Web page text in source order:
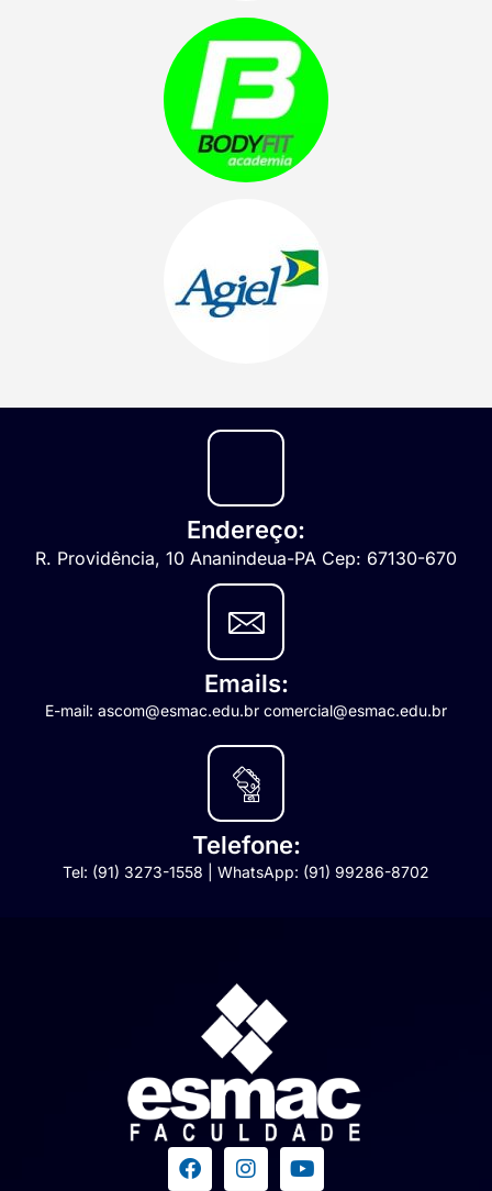
Endereço:
R. Providência, 10 Ananindeua-PA Cep: 67130-670
Emails:
E-mail: ascom@esmac.edu.br comercial@esmac.edu.br
Telefone:
Tel: (91) 3273-1558 | WhatsApp: (91) 99286-8702